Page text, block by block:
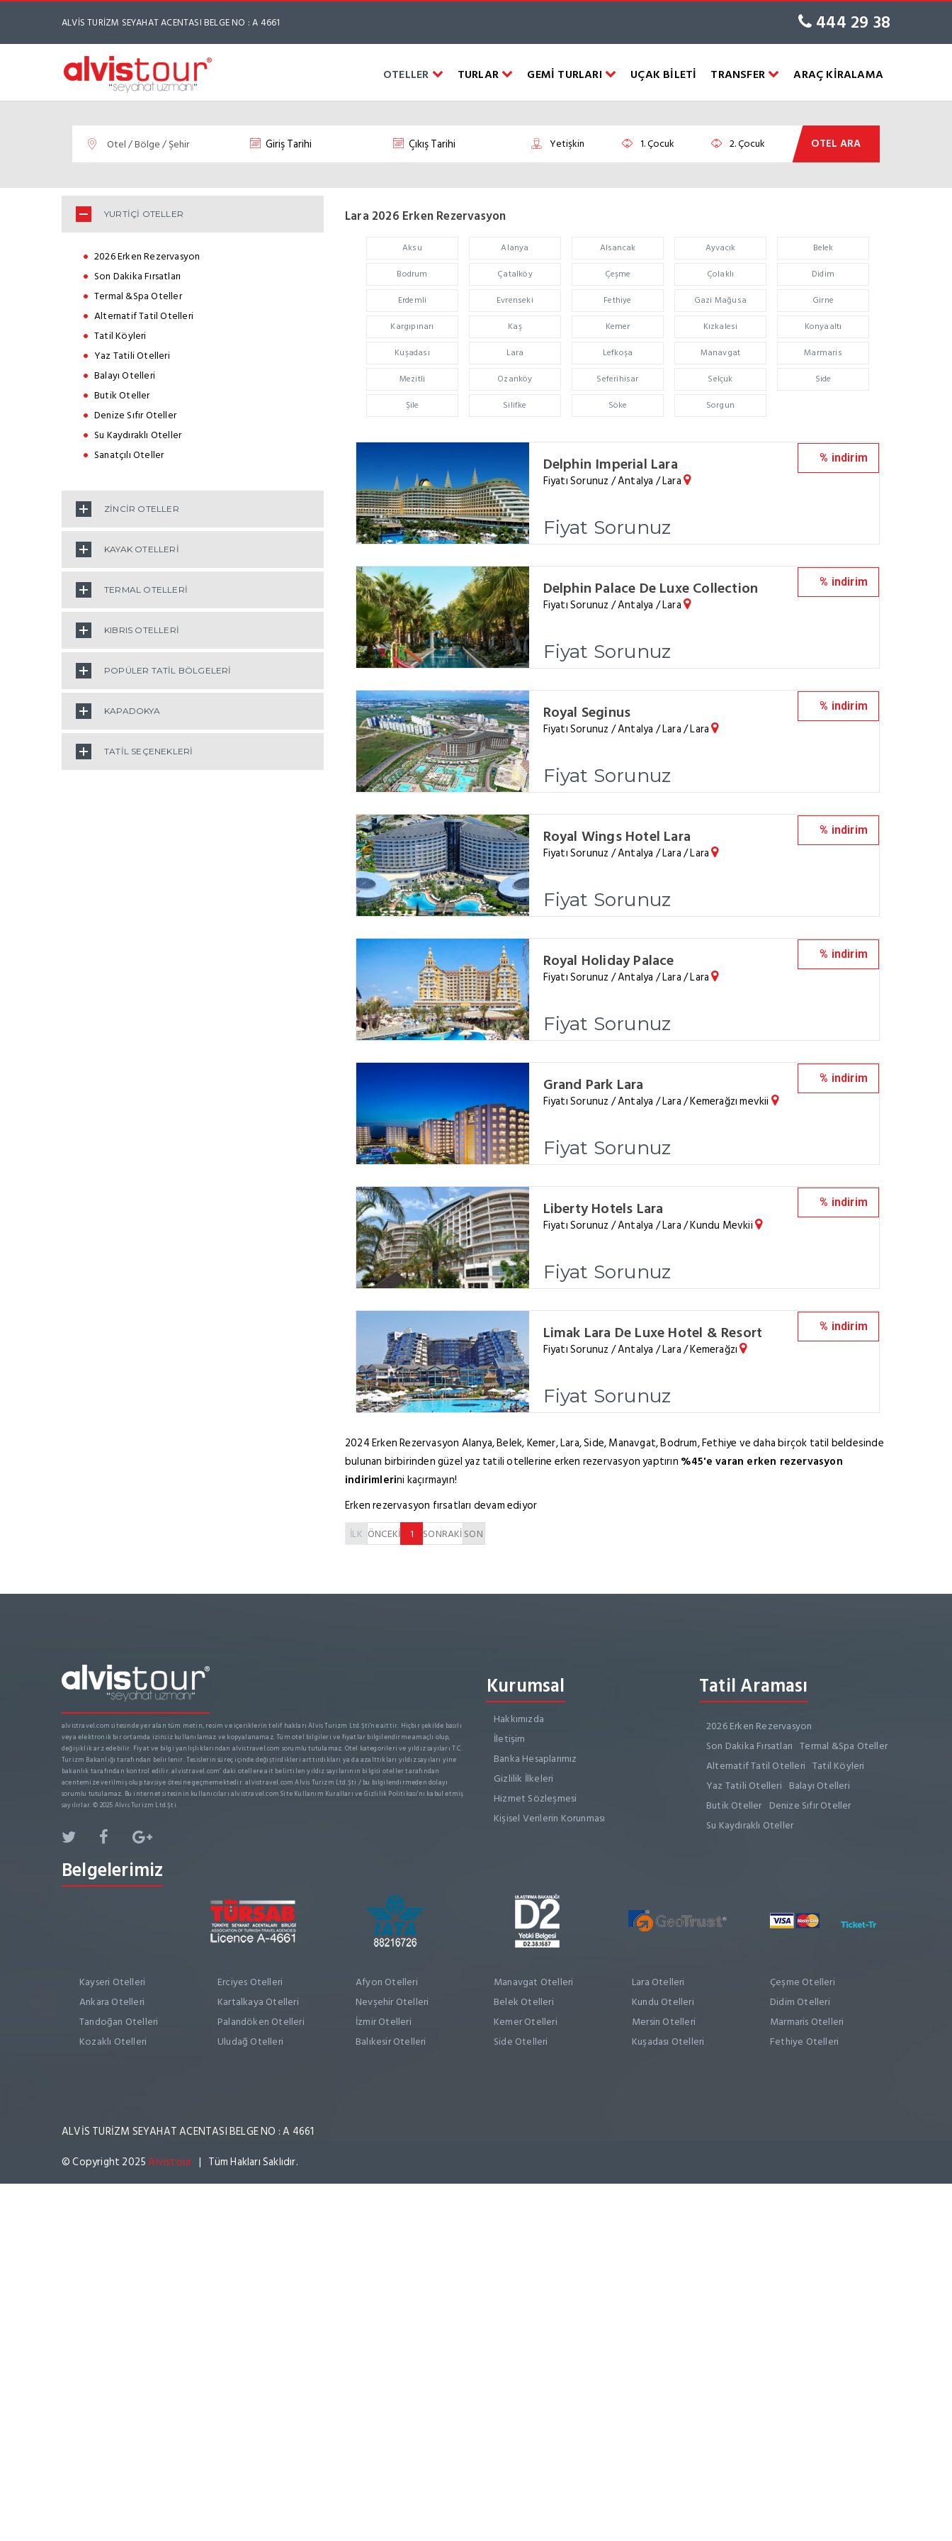
ALVİS TURİZM SEYAHAT ACENTASI BELGE NO : A 4661 444 29 38
OTELLER TURLAR GEMİ TURLARI UÇAK BİLETİ TRANSFER ARAÇ KİRALAMA
OTEL ARA
YURTİÇİ OTELLER
2026 Erken Rezervasyon
Son Dakika Fırsatları
Termal &Spa Oteller
Alternatif Tatil Otelleri
Tatil Köyleri
Yaz Tatili Otelleri
Balayı Otelleri
Butik Oteller
Denize Sıfır Oteller
Su Kaydıraklı Oteller
Sanatçılı Oteller
ZİNCİR OTELLER
KAYAK OTELLERİ
TERMAL OTELLERİ
KIBRIS OTELLERİ
POPÜLER TATİL BÖLGELERİ
KAPADOKYA
TATİL SEÇENEKLERİ
Lara 2026 Erken Rezervasyon
Aksu Alanya Alsancak Ayvacık
Belek
Bodrum
Çatalköy Çeşme Çolaklı
Didim
Erdemli
Evrenseki Fethiye Gazi Mağusa
Girne
Kargıpınarı
Kaş Kemer Kızkalesi
Konyaaltı
Kuşadası
Lara Lefkoşa Manavgat
Marmaris
Mezitli
Ozanköy Seferihisar Selçuk
Side
Şile
Silifke Söke Sorgun
Delphin Imperial Lara
Fiyatı Sorunuz / Antalya / Lara
Fiyat Sorunuz
% indirim
Delphin Palace De Luxe Collection
Fiyatı Sorunuz / Antalya / Lara
Fiyat Sorunuz
% indirim
Royal Seginus
Fiyatı Sorunuz / Antalya / Lara / Lara
Fiyat Sorunuz
% indirim
Royal Wings Hotel Lara
Fiyatı Sorunuz / Antalya / Lara / Lara
Fiyat Sorunuz
% indirim
Royal Holiday Palace
Fiyatı Sorunuz / Antalya / Lara / Lara
Fiyat Sorunuz
% indirim
Grand Park Lara
Fiyatı Sorunuz / Antalya / Lara / Kemerağzı mevkii
Fiyat Sorunuz
% indirim
Liberty Hotels Lara
Fiyatı Sorunuz / Antalya / Lara / Kundu Mevkii
Fiyat Sorunuz
% indirim
Limak Lara De Luxe Hotel & Resort
Fiyatı Sorunuz / Antalya / Lara / Kemerağzı
Fiyat Sorunuz
% indirim
2024 Erken Rezervasyon Alanya, Belek, Kemer, Lara, Side, Manavgat, Bodrum, Fethiye ve daha birçok tatil beldesinde
bulunan birbirinden güzel yaz tatili otellerine erken rezervasyon yaptırın %45'e varan erken rezervasyon
indirimlerini kaçırmayın!
Erken rezervasyon fırsatları devam ediyor
İLK ÖNCEKİ 1 SONRAKİSON
alvistravel.com sitesinde yer alan tüm metin, resim ve içeriklerin telif hakları Alvis Turizm Ltd.Şti'ne aittir. Hiçbir şekilde basılı
veya elektronik bir ortamda izinsiz kullanılamaz ve kopyalanamaz. Tüm otel bilgileri ve fiyatlar bilgilendirme amaçlı olup,
değişiklik arz edebilir. Fiyat ve bilgi yanlışlıklarından alvistravel.com sorumlu tutulamaz. Otel kategorileri ve yıldız sayıları T.C.
Turizm Bakanlığı tarafından belirlenir. Tesislerin süreç içinde değiştirdikleri arttırdıkları ya da azalttıkları yıldız sayıları yine
bakanlık tarafından kontrol edilir. alvistravel.com’ daki otellere ait belirtilen yıldız sayılarının bilgisi oteller tarafından
acentemize verilmiş olup tavsiye ötesine geçmemektedir. alvistravel.com Alvis Turizm Ltd.Şti / bu bilgilendirmeden dolayı
sorumlu tutulamaz. Bu internet sitesinin kullanıcıları alvistravel.com Site Kullanım Kuralları ve Gizlilik Politikası'nı kabul etmiş
sayılırlar. © 2025 Alvis Turizm Ltd.Şti.
Kurumsal
Hakkımızda
İletişim
Banka Hesaplarımız
Gizlilik İlkeleri
Hizmet Sözleşmesi
Kişisel Verilerin Korunması
Tatil Araması
2026 Erken Rezervasyon
Son Dakika Fırsatları Termal &Spa Oteller
Alternatif Tatil Otelleri Tatil Köyleri
Yaz Tatili Otelleri Balayı Otelleri
Butik Oteller Denize Sıfır Oteller
Su Kaydıraklı Oteller
Belgelerimiz
Kayseri Otelleri
Ankara Otelleri
Tandoğan Otelleri
Kozaklı Otelleri
Erciyes Otelleri
Kartalkaya Otelleri
Palandöken Otelleri
Uludağ Otelleri
Afyon Otelleri
Nevşehir Otelleri
İzmir Otelleri
Balıkesir Otelleri
Manavgat Otelleri
Belek Otelleri
Kemer Otelleri
Side Otelleri
Lara Otelleri
Kundu Otelleri
Mersin Otelleri
Kuşadası Otelleri
Çeşme Otelleri
Didim Otelleri
Marmaris Otelleri
Fethiye Otelleri
ALVİS TURİZM SEYAHAT ACENTASI BELGE NO : A 4661
© Copyright 2025Alvistour | Tüm Hakları Saklıdır.